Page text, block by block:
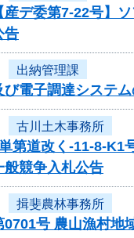
産デ委第7-22号】
告
出納管理課
電子調達システ
古川土木事務所
単第道改く-11-8-
般競争入札公告
揖斐農林事務所
0701号 農山漁村